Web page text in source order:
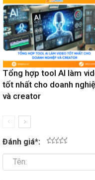
Tổng hợp tool AI làm
tốt nhất cho doanh
và creator
Đánh giá*: